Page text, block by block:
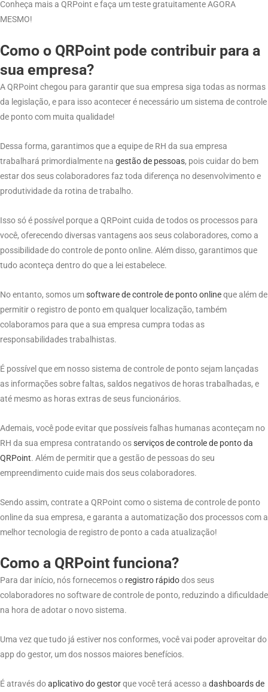
Conheça mais a QRPoint e faça um teste gratuitamente AGORA
MESMO!
Como o QRPoint pode contribuir para a
sua empresa?
A QRPoint chegou para garantir que sua empresa siga todas as normas
da legislação, e para isso acontecer é necessário um sistema de controle
de ponto com muita qualidade!
Dessa forma, garantimos que a equipe de RH da sua empresa
trabalhará primordialmente na gestão de pessoas, pois cuidar do bem
estar dos seus colaboradores faz toda diferença no desenvolvimento e
produtividade da rotina de trabalho.
Isso só é possível porque a QRPoint cuida de todos os processos para
você, oferecendo diversas vantagens aos seus colaboradores, como a
possibilidade do controle de ponto online. Além disso, garantimos que
tudo aconteça dentro do que a lei estabelece.
No entanto, somos umsoftware de controle de ponto onlineque além de
permitir o registro de ponto em qualquer localização, também
colaboramos para que a sua empresa cumpra todas as
responsabilidades trabalhistas.
É possível que em nosso sistema de controle de ponto sejam lançadas
as informações sobre faltas, saldos negativos de horas trabalhadas, e
até mesmo as horas extras de seus funcionários.
Ademais, você pode evitar que possíveis falhas humanas aconteçam no
RH da sua empresa contratando osserviços de controle de ponto da
QRPoint. Além de permitir que a gestão de pessoas do seu
empreendimento cuide mais dos seus colaboradores.
Sendo assim, contrate a QRPoint como o sistema de controle de ponto
online da sua empresa, e garanta a automatização dos processos com a
melhor tecnologia de registro de ponto a cada atualização!
Como a QRPoint funciona?
Para dar início, nós fornecemos o registro rápidodos seus
colaboradores no software de controle de ponto, reduzindo a dificuldade
na hora de adotar o novo sistema.
Uma vez que tudo já estiver nos conformes, você vai poder aproveitar do
app do gestor, um dos nossos maiores benefícios.
É através doaplicativo do gestorque você terá acesso a dashboards de